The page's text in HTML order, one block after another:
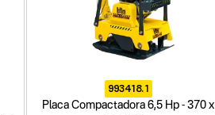
993418.1
Placa Compactadora 6,5 Hp - 370 x